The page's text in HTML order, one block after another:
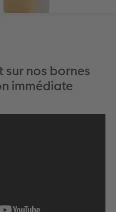
sur nos bornes
immédiate